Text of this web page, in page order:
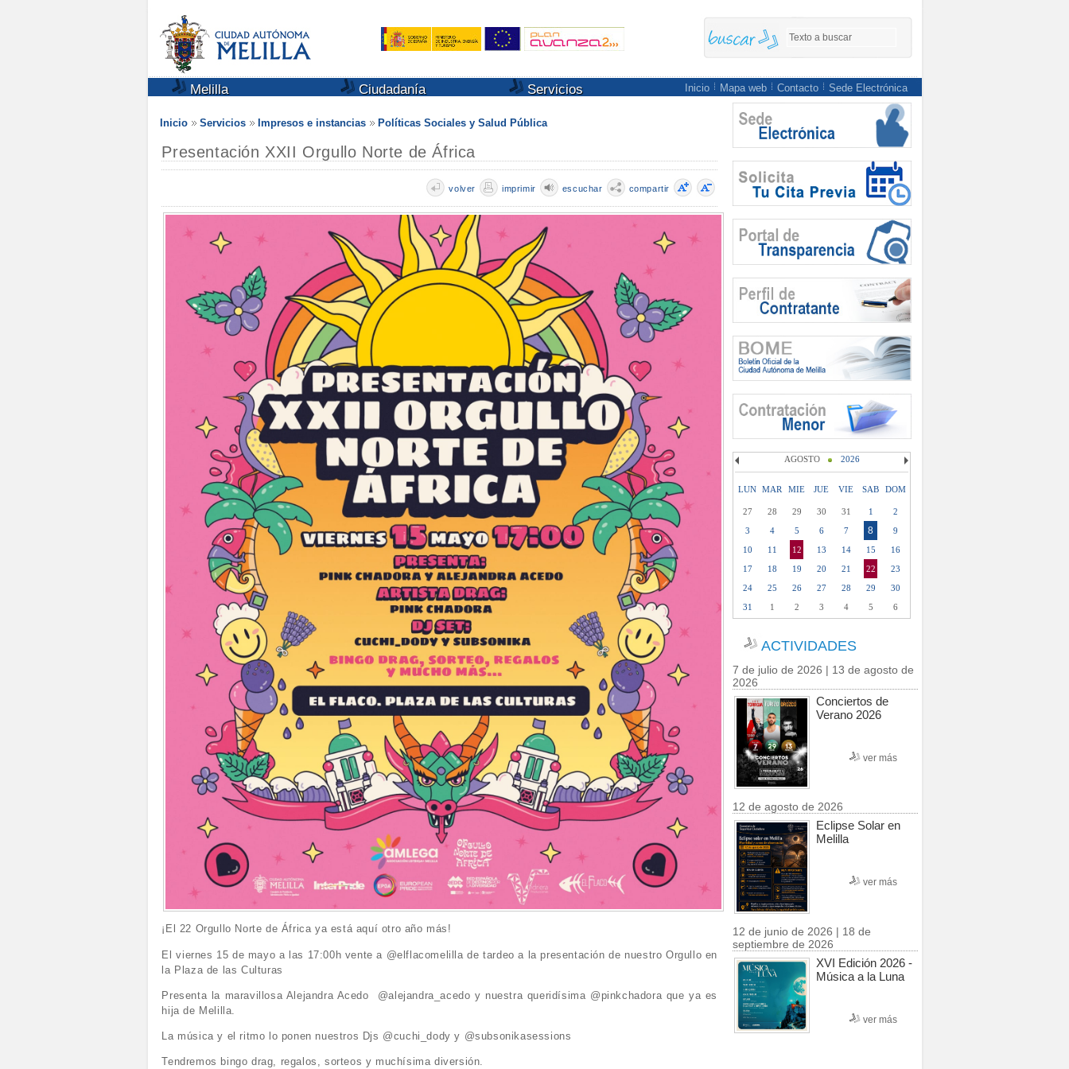
Melilla Ciudadanía Servicios Inicio Mapa web Contacto Sede Electrónica
Inicio Servicios Impresos e instancias Políticas Sociales y Salud Pública
Presentación XXII Orgullo Norte de África
compartir
escuchar
imprimir
volver
¡El 22 Orgullo Norte de África ya está aquí otro año más!
El viernes 15 de mayo a las 17:00h vente a @elflacomelilla de tardeo a la presentación de nuestro Orgullo en
la Plaza de las Culturas
Presenta la maravillosa Alejandra Acedo @alejandra_acedo y nuestra queridísima @pinkchadora que ya es
hija de Melilla.
La música y el ritmo lo ponen nuestros Djs @cuchi_dody y @subsonikasessions
Tendremos bingo drag, regalos, sorteos y muchísima diversión.
AGOSTO 2026
LUN MAR MIE JUE VIE SAB DOM
27 28 29 30 31 1
2
3
4 5 6 7 8
9
10
11 12 13 14 15
16
17
18 19 20 21 22
23
24
25 26 27 28 29
30
31
1 2 3 4 5 6
ACTIVIDADES
7 de julio de 2026 | 13 de agosto de
2026
Conciertos de
Verano 2026
ver más
12 de agosto de 2026
Eclipse Solar en
Melilla
ver más
12 de junio de 2026 | 18 de
septiembre de 2026
XVI Edición 2026 -
Música a la Luna
ver más